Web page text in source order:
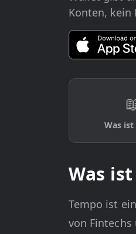
Konten, kein
Was ist
Was
Tempo ist
von Fintechs